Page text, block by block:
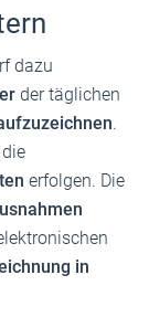
dazu
der täglichen
.
erfolgen. Die
in